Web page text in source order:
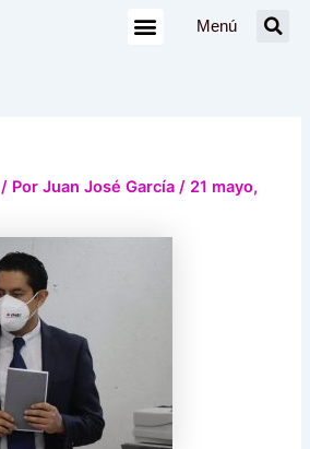
Menú
/ PorJuan José García/ 21 mayo,